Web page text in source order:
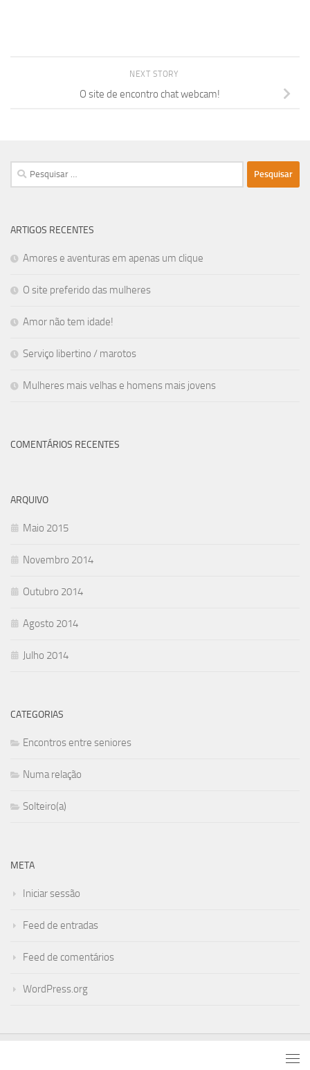
NEXT STORY
O site de encontro chat webcam!
Pesquisar
por:
ARTIGOS RECENTES
Amores e aventuras em apenas um clique
O site preferido das mulheres
Amor não tem idade!
Serviço libertino / marotos
Mulheres mais velhas e homens mais jovens
COMENTÁRIOS RECENTES
ARQUIVO
Maio 2015
Novembro 2014
Outubro 2014
Agosto 2014
Julho 2014
CATEGORIAS
Encontros entre seniores
Numa relação
Solteiro(a)
META
Iniciar sessão
Feed de entradas
Feed de comentários
WordPress.org